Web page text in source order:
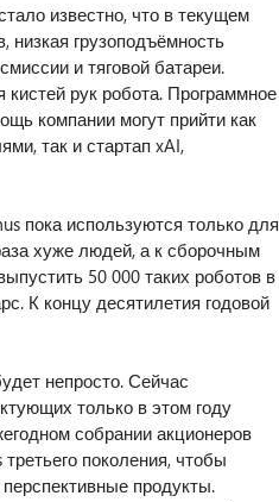
известно, что в текущем
низкая грузоподъёмность
и тяговой батареи.
рук робота. Программное
компании могут прийти как
так и стартап xAI,
пока используются только для
хуже людей, а к сборочным
50 000 таких роботов в
К концу десятилетия годовой
непросто. Сейчас
только в этом году
собрании акционеров
поколения, чтобы
продукты.